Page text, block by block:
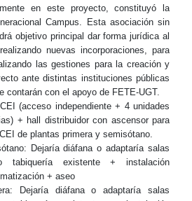
en este proyecto, constituyó la
Campus. Esta asociación sin
objetivo principal dar forma jurídica al
nuevas incorporaciones, para
las gestiones para la creación y
ante distintas instituciones públicas
contarán con el apoyo de FETE-UGT.
(acceso independiente + 4 unidades
+ hall distribuidor con ascensor para
de plantas primera y semisótano.
Dejaría diáfana o adaptaría salas
tabiquería existente + instalación
+ aseo
Dejaría diáfana o adaptaría salas